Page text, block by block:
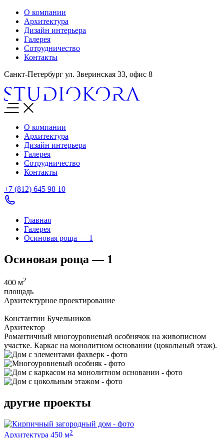
О компании
Архитектура
Дизайн интерьера
Галерея
Сотрудничество
Контакты
Санкт-Петербург ул. Зверинская 33, офис 8
О компании
Архитектура
Дизайн интерьера
Галерея
Сотрудничество
Контакты
+7 (812) 645 98 10
Главная
Галерея
Осиновая роща — 1
Осиновая роща — 1
400 м2
площадь
Архитектурное проектирование
Константин Бучельников
Архитектор
Романтичный многоуровневый особнячок на живописном
участке. Каркас на монолитном основании (цокольный этаж).
другие проекты
Архитектура 450 м2